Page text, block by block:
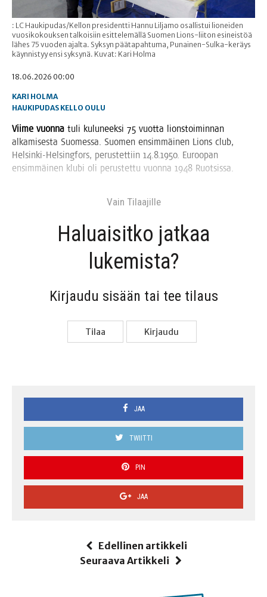
: LC Haukipudas/Kellon presidentti Hannu Liljamo osallistui lioneiden
vuosikokouksen talkoisiin esittelemällä Suomen Lions-liiton esineistöä
lähes 75 vuoden ajalta. Syksyn päätapahtuma, Punainen-Sulka-keräys
käynnistyy ensi syksynä. Kuvat: Kari Holma
18.06.2026 00:00
KARI HOLMA
HAUKIPUDAS KELLO OULU
Vii­me vuon­na tuli kulu­neek­si 75 vuot­ta lions­toi­min­nan
alka­mi­ses­ta Suo­mes­sa. Suo­men ensim­mäi­nen Lions club,
Hel­sin­ki-Hel­sing­fors, perus­tet­tiin 14.8.1950. Euroo­pan
ensim­mäi­nen klu­bi oli perus­tet­tu vuon­na 1948 Ruotsissa.
Vain Tilaa­jil­le
Haluai­sit­ko jat­kaa
lukemista?
Kir­jau­du sisään tai tee tilaus
Tilaa Kir­jau­du
JAA
TWIITTI
PIN
JAA
Edellinen artikkeli
Seuraava Artikkeli